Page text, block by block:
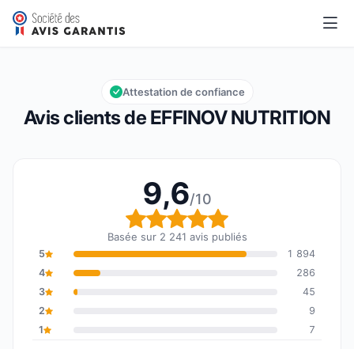
EFFINOV NUTRITION
Note globale : 9,6 sur 10
9,6/10
Avis clients de EFFINOV NUTRITION
Attestation de confiance
9,6/10
Note globale : 9,6 sur
Basée sur 2 241 avis publiés
5
1 894
4
286
3
45
2
9
1
7